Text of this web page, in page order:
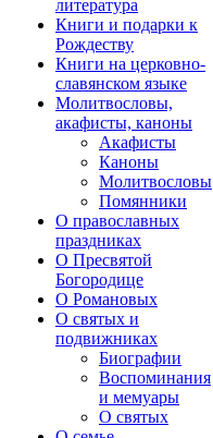
литература
Книги и подарки к
Рождеству
Книги на церковно-
славянском языке
Молитвословы,
акафисты, каноны
Акафисты
Каноны
Молитвословы
Помянники
О православных
праздниках
О Пресвятой
Богородице
О Романовых
О святых и
подвижниках
Биографии
Воспоминания
и мемуары
О святых